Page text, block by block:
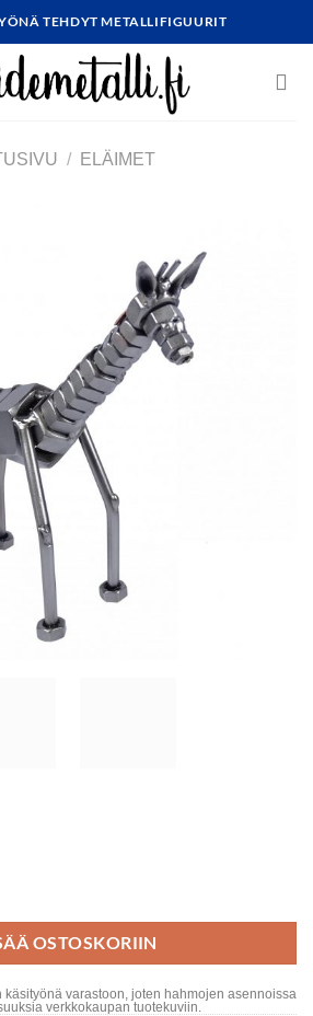
TEHDYT METALLIFIGUURIT
/ ELÄIMET
OSTOSKORIIN
käsityönä varastoon, joten hahmojen asennoissa
verkkokaupan tuotekuviin.